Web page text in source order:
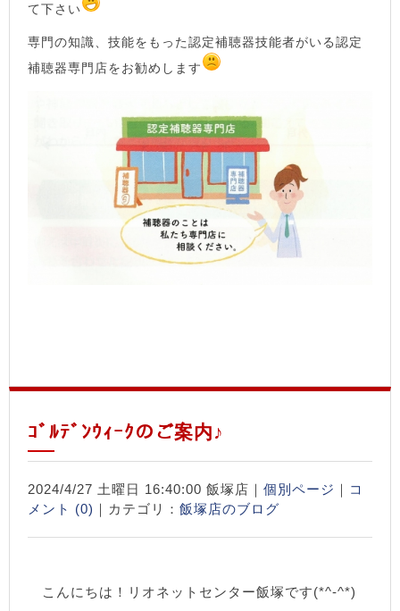
て下さい
専門の知識、技能をもった認定補聴器技能者がいる認定
補聴器専門店をお勧めします
ｺﾞﾙﾃﾞﾝｳｨｰｸのご案内♪
2024/4/27 土曜日 16:40:00 飯塚店｜ 個別ページ ｜ コ
メント (0) ｜カテゴリ： 飯塚店のブログ
こんにちは！リオネットセンター飯塚です(*^-^*)